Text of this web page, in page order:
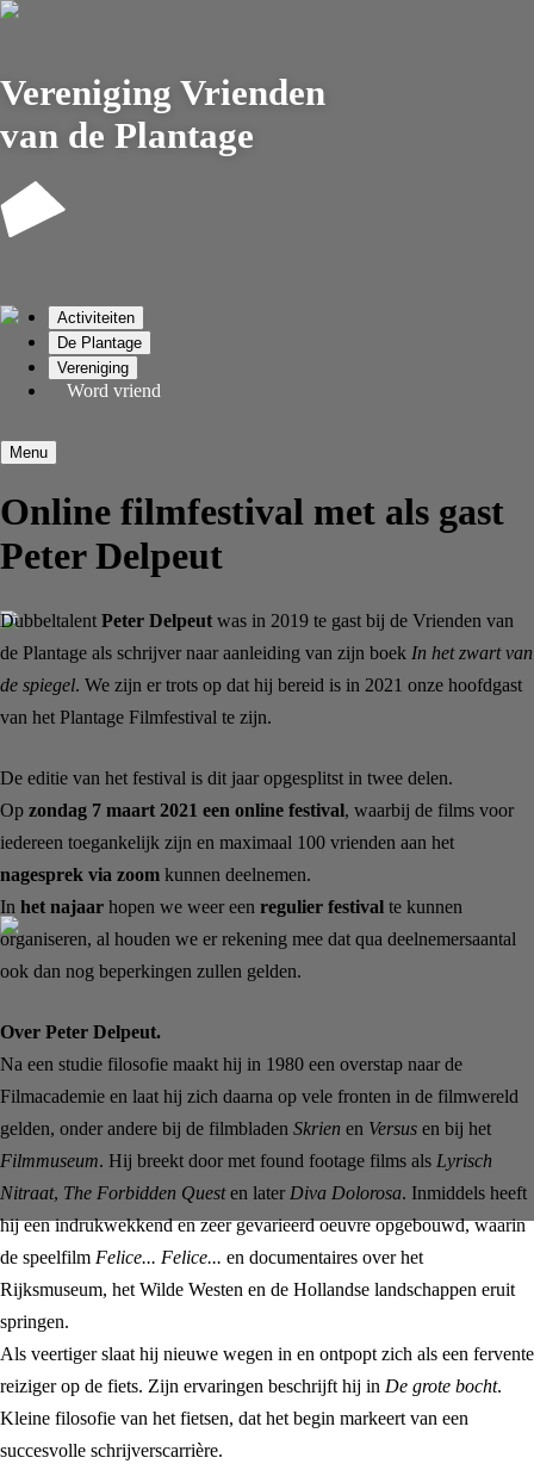
Vereniging Vrienden
van de Plantage
Activiteiten
De Plantage
Vereniging
Word vriend
Menu
Online filmfestival met als gast
Peter Delpeut
Dubbeltalent Peter Delpeut was in 2019 te gast bij de Vrienden van
de Plantage als schrijver naar aanleiding van zijn boek In het zwart van
de spiegel. We zijn er trots op dat hij bereid is in 2021 onze hoofdgast
van het Plantage Filmfestival te zijn.
De editie van het festival is dit jaar opgesplitst in twee delen.
Op zondag 7 maart 2021 een online festival, waarbij de films voor
iedereen toegankelijk zijn en maximaal 100 vrienden aan het
nagesprek via zoom kunnen deelnemen.
In het najaar hopen we weer een regulier festival te kunnen
organiseren, al houden we er rekening mee dat qua deelnemersaantal
ook dan nog beperkingen zullen gelden.
Over Peter Delpeut.
Na een studie filosofie maakt hij in 1980 een overstap naar de
Filmacademie en laat hij zich daarna op vele fronten in de filmwereld
gelden, onder andere bij de filmbladen Skrien en Versus en bij het
Filmmuseum. Hij breekt door met found footage films als Lyrisch
Nitraat, The Forbidden Questen later Diva Dolorosa. Inmiddels heeft
hij een indrukwekkend en zeer gevarieerd oeuvre opgebouwd, waarin
de speelfilm Felice... Felice... en documentaires over het
Rijksmuseum, het Wilde Westen en de Hollandse landschappen eruit
springen.
Als veertiger slaat hij nieuwe wegen in en ontpopt zich als een fervente
reiziger op de fiets. Zijn ervaringen beschrijft hij in De grote bocht.
Kleine filosofie van het fietsen, dat het begin markeert van een
succesvolle schrijverscarrière.